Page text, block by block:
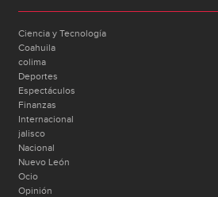
Ciencia y Tecnología
Coahuila
colima
Deportes
Espectáculos
Finanzas
Internacional
jalisco
Nacional
Nuevo León
Ocio
Opinión